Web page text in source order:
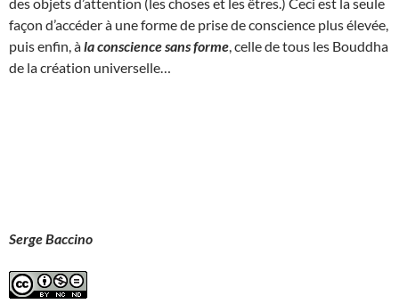
façon d’accéder à une forme de prise de conscience plus élevée,
puis enfin, àla conscience sans forme , celle de tous les Bouddha
de la création universelle…
Serge Baccino